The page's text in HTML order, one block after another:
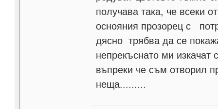
получава така, че всеки
оснояния прозорец с
дясно трябва да се
непрекъснато ми
въпреки че съм отворил
неща.........